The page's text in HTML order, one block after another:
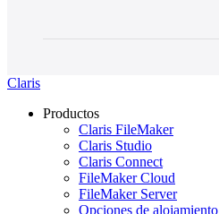
Claris
Productos
Claris FileMaker
Claris Studio
Claris Connect
FileMaker Cloud
FileMaker Server
Opciones de alojamiento